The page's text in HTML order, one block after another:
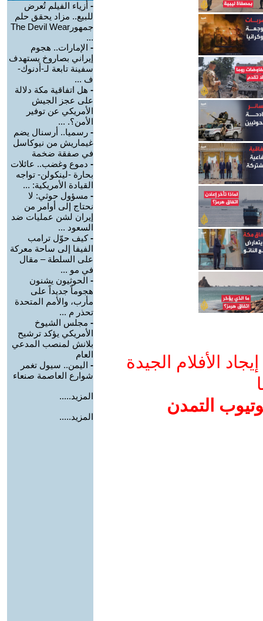
الأفلام الجيدة
التمدن
- أزياء الفيلم تُعرض
للبيع.. مزاد يحقق حلم
جمهورThe Devil Wear
...
- الإمارات.. هجوم
إيراني بصاروخ يستهدف
سفينة تابعة لـ-أدنوك-
ف ...
- هل اتفاقية مكة دلالة
على عجز الجيش
الأمريكي عن توفير
الأمن؟. ...
- رسميا.. أرسنال يضم
غيماريش من نيوكاسل
في صفقة ضخمة
- دموع وغضب.. عائلات
بحارة -لينكولن- تواجه
القيادة الأمريكية: ...
- مسؤول حوثي: لا
نحتاج إلى أوامر من
إيران لشن عمليات ضد
السعود ...
-كيف حوّل ترامب
الفيفا إلى ساحة معركة
على السلطة – مقال
في مو ...
- الحوثيون يشنون
هجوماً جديداً على
مأرب، والأمم المتحدة
تحذر م ...
- مجلس الشيوخ
الأمريكي يؤكد ترشيح
بلانش لمنصب المدعي
العام
- اليمن.. سيول تغمر
شوارع العاصمة صنعاء
المزيد.....
المزيد.....